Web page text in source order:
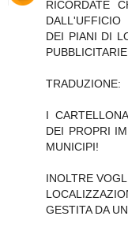
RICORDATE
DEI PIANI DI
PUBBLICITARIE.
TRADUZIONE:
I
DEI PROPRI
MUNICIPI!
INOLTRE
GESTITA DA